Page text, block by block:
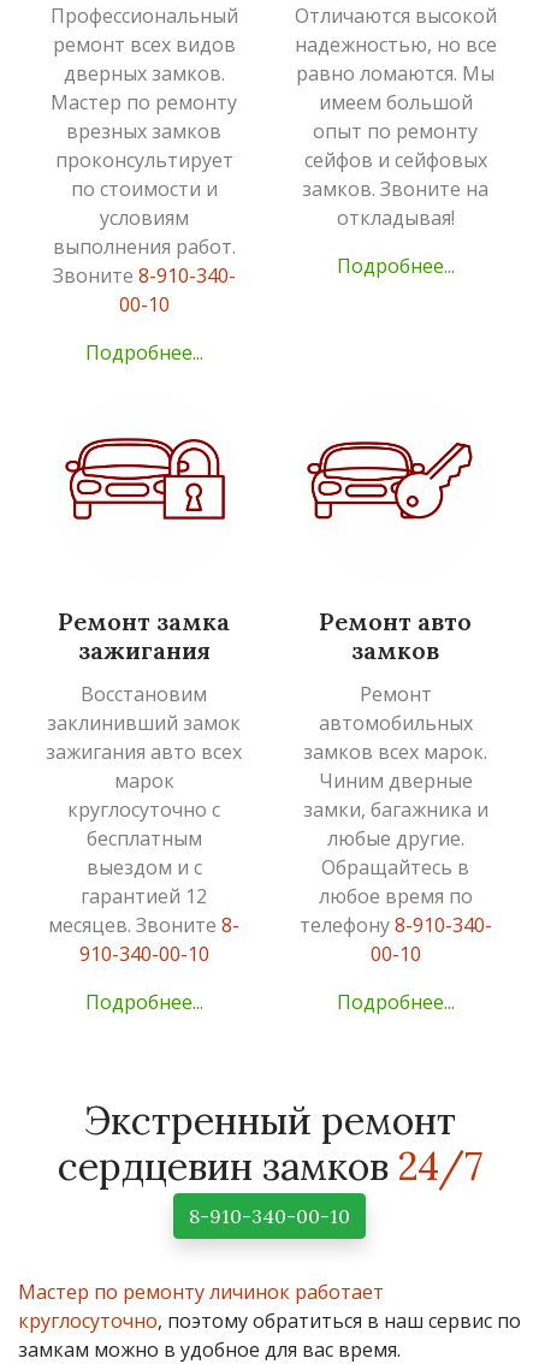
Профессиональный
ремонт всех видов
дверных замков.
Мастер по ремонту
врезных замков
проконсультирует
по стоимости и
условиям
выполнения работ.
Звоните 8-910-340-
00-10
Подробнее...
Отличаются высокой
надежностью, но все
равно ломаются. Мы
имеем большой
опыт по ремонту
сейфов и сейфовых
замков. Звоните на
откладывая!
Подробнее...
Ремонт замка
зажигания
Восстановим
заклинивший замок
зажигания авто всех
марок
круглосуточно с
бесплатным
выездом и с
гарантией 12
месяцев. Звоните 8-
910-340-00-10
Подробнее...
Ремонт авто
замков
Ремонт
автомобильных
замков всех марок.
Чиним дверные
замки, багажника и
любые другие.
Обращайтесь в
любое время по
телефону8-910-340-
00-10
Подробнее...
Экстренный ремонт
сердцевин замков 24/7
8-910-340-00-10
Мастер по ремонту личинок работает
круглосуточно, поэтому обратиться в наш сервис по
замкам можно в удобное для вас время.